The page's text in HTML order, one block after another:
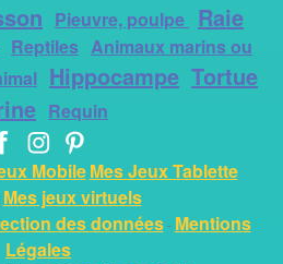
Pieuvre, poulpe Raie
Reptiles Animaux marins ou
Hippocampe Tortue
Requin
MobileMes Jeux Tablette
Mes jeux virtuels
des données- Mentions
Légales